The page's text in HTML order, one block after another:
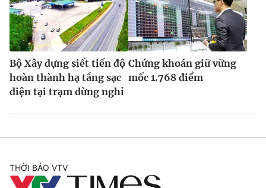
Bộ Xây dựng siết tiến độ
hoàn thành hạ tầng sạc
điện tại trạm dừng nghỉ
Chứng khoán giữ vững
mốc 1.768 điểm
THỜI BÁO VTV